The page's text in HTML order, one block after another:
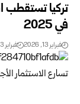
في 2025
فبراير 13, 2026 فبراير 13, 2026